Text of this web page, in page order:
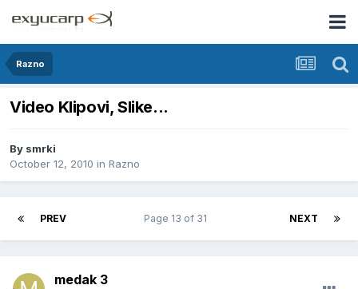
Razno
Video Klipovi, Slike...
By smrki
October 12, 2010 in Razno
PREV NEXT
Page 13 of 31
medak 3